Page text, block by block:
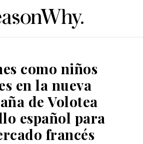
como niños
en la nueva
de Volotea
español para
francés